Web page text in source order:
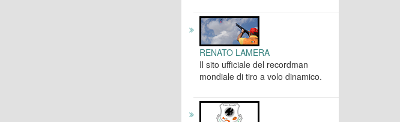
RENATO LAMERA
Il sito ufficiale del recordman
mondiale di tiro a volo dinamico.